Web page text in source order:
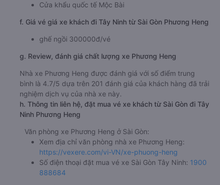
Cửa khẩu quốc tế Mộc Bài
f. Giá vé giá xe khách đi Tây Ninh từ Sài Gòn Phương Heng
ghế ngồi 300000đ/vé
g. Review, đánh giá chất lượng xe Phương Heng
Nhà xe Phương Heng được đánh giá với số điểm trung
bình là 4.7/5 dựa trên 201 đánh giá của khách hàng đã trải
nghiệm dịch vụ của nhà xe này.
h. Thông tin liên hệ, đặt mua vé xe khách từ Sài Gòn đi Tây
Ninh Phương Heng
Văn phòng xe Phương Heng ở Sài Gòn:
Xem địa chỉ văn phòng nhà xe Phương Heng:
https://vexere.com/vi-VN/xe-phuong-heng
Số điện thoại đặt mua vé xe Sài Gòn Tây Ninh: 1900
888684